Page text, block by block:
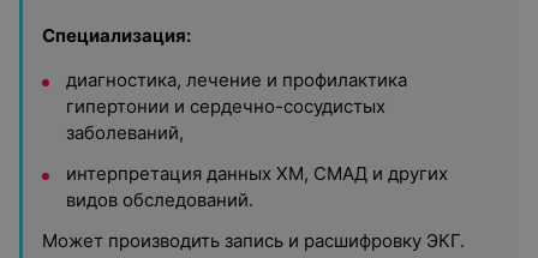
Специализация:
диагностика, лечение и профилактика
гипертонии и сердечно-сосудистых
заболеваний,
интерпретация данных ХМ, СМАД и других
видов обследований.
Может производить запись и расшифровку ЭКГ.